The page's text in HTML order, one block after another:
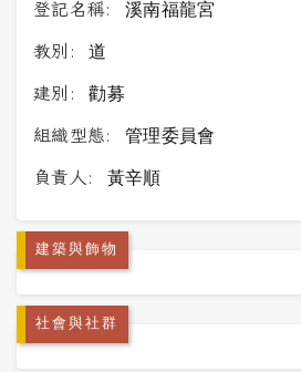
登記名稱: 溪南福龍宮
教別: 道
建別: 勸募
組織型態: 管理委員會
負責人: 黃辛順
建築與飾物
社會與社群